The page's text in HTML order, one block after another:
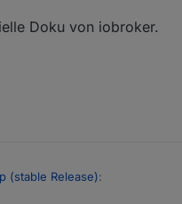
Doku von iobroker.
(stable Release):